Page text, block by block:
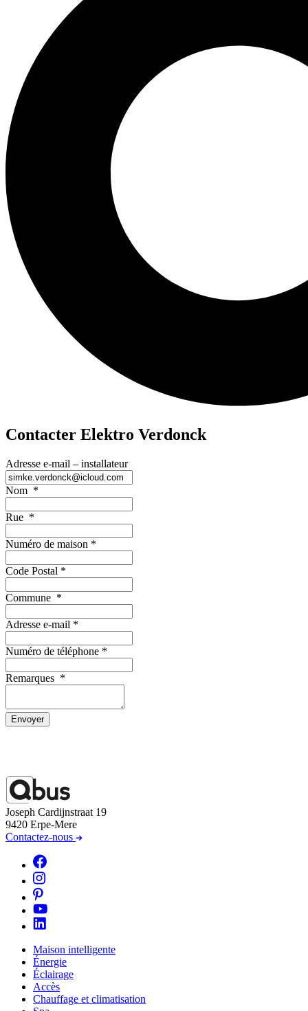
Contacter Elektro Verdonck
Adresse e-mail – installateur
Nom *
Rue *
Numéro de maison *
Code Postal *
Commune *
Adresse e-mail *
Numéro de téléphone *
Remarques *
Envoyer
Joseph Cardijnstraat 19
9420 Erpe-Mere
Contactez-nous
Maison intelligente
Énergie
Éclairage
Accès
Chauffage et climatisation